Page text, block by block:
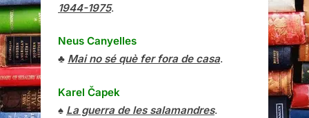
1944-1975.
Neus Canyelles
♣ Mai no sé què fer fora de casa.
Karel Čapek
♠ La guerra de les salamandres.